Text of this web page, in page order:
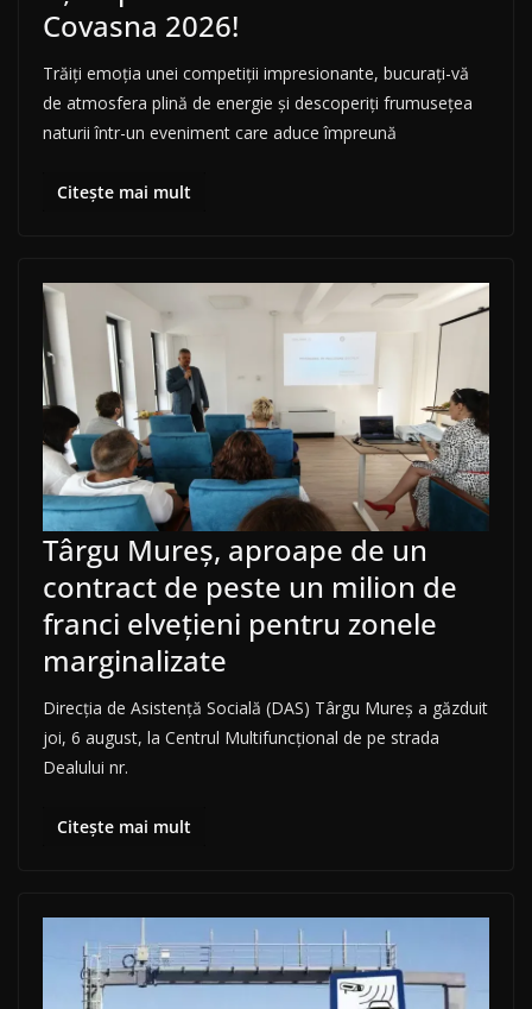
Covasna 2026!
Trăiți emoția unei competiții impresionante, bucurați-vă
de atmosfera plină de energie și descoperiți frumusețea
naturii într-un eveniment care aduce împreună
Citește mai mult
Târgu Mureș, aproape de un
contract de peste un milion de
franci elvețieni pentru zonele
marginalizate
Direcția de Asistență Socială (DAS) Târgu Mureș a găzduit
joi, 6 august, la Centrul Multifuncțional de pe strada
Dealului nr.
Citește mai mult